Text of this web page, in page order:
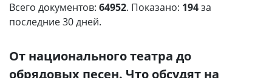
Всего документов: 64952. Показано: 194за
последние 30 дней.
От национального театра до
обрядовых песен. Что обсудят на